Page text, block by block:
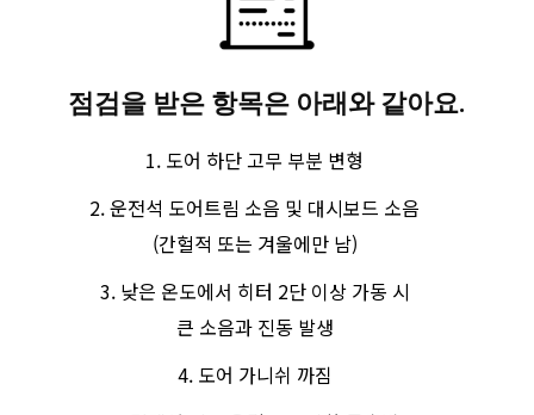
점검을 받은 항목은 아래와 같아요.​
도어 하단 고무 부분 변형
운전석 도어트림 소음 및 대시보드 소음
(간헐적 또는 겨울에만 남)
낮은 온도에서 히터 2단 이상 가동 시
큰 소음과 진동 발생
도어 가니쉬 까짐